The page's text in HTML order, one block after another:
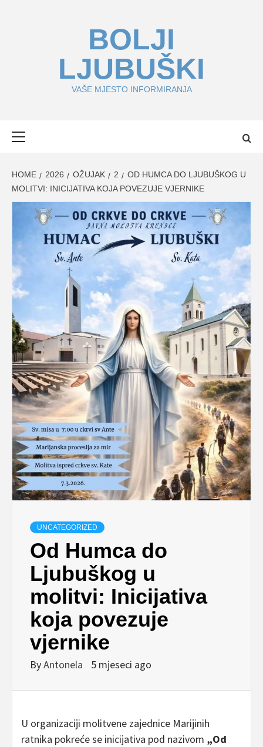
BOLJI
LJUBUŠKI
VAŠE MJESTO INFORMIRANJA
HOME 2026 OŽUJAK 2
OD HUMCA DO LJUBUŠKOG U
MOLITVI: INICIJATIVA KOJA POVEZUJE VJERNIKE
UNCATEGORIZED
Od Humca do
Ljubuškog u
molitvi: Inicijativa
koja povezuje
vjernike
ByAntonela 5 mjeseci ago
U organizaciji molitvene zajednice Marijinih
ratnika pokreće se inicijativa pod nazivom „Od